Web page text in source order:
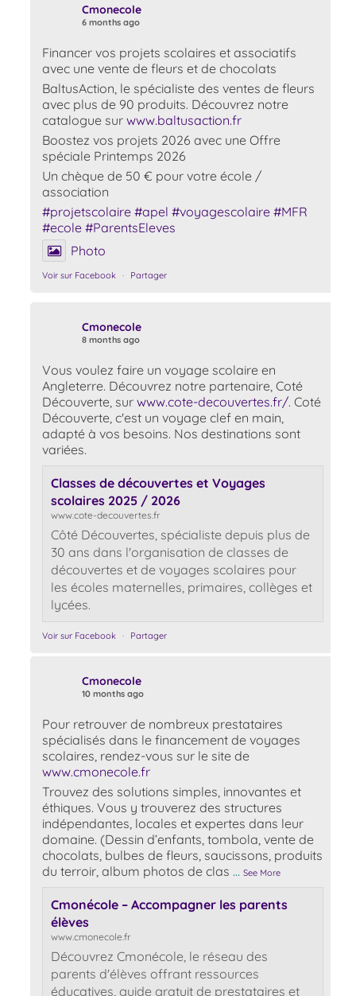
Cmonecole
6 months ago
Financer vos projets scolaires et associatifs
avec une vente de fleurs et de chocolats
BaltusAction, le spécialiste des ventes de fleurs
avec plus de 90 produits. Découvrez notre
catalogue sur www.baltusaction.fr
Boostez vos projets 2026 avec une Offre
spéciale Printemps 2026
Un chèque de 50 € pour votre école /
association
#projetscolaire #apel #voyagescolaire #MFR
#ecole #ParentsEleves
Photo
Voir sur Facebook · Partager
Cmonecole
8 months ago
Vous voulez faire un voyage scolaire en
Angleterre. Découvrez notre partenaire, Coté
Découverte, sur www.cote-decouvertes.fr/. Coté
Découverte, c'est un voyage clef en main,
adapté à vos besoins. Nos destinations sont
variées.
Classes de découvertes et Voyages
scolaires 2025 / 2026
www.cote-decouvertes.fr
Côté Découvertes, spécialiste depuis plus de
30 ans dans l'organisation de classes de
découvertes et de voyages scolaires pour
les écoles maternelles, primaires, collèges et
lycées.
Voir sur Facebook · Partager
Cmonecole
10 months ago
Pour retrouver de nombreux prestataires
spécialisés dans le financement de voyages
scolaires, rendez-vous sur le site de
www.cmonecole.fr
Trouvez des solutions simples, innovantes et
éthiques. Vous y trouverez des structures
indépendantes, locales et expertes dans leur
domaine. (Dessin d’enfants, tombola, vente de
chocolats, bulbes de fleurs, saucissons, produits
du terroir, album photos de clas … See More
Cmonécole – Accompagner les parents
élèves
www.cmonecole.fr
Découvrez Cmonécole, le réseau des
parents d'élèves offrant ressources
éducatives, guide gratuit de prestataires et